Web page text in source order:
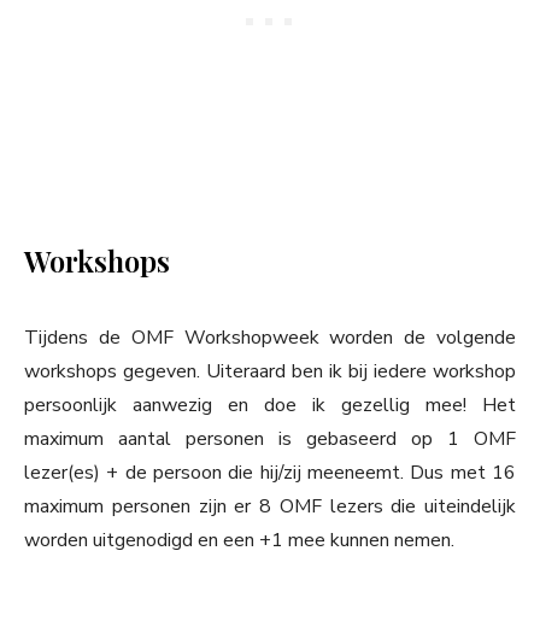
Workshops
Tijdens de OMF Workshopweek worden de volgende
workshops gegeven. Uiteraard ben ik bij iedere workshop
persoonlijk aanwezig en doe ik gezellig mee! Het
maximum aantal personen is gebaseerd op 1 OMF
lezer(es) + de persoon die hij/zij meeneemt. Dus met 16
maximum personen zijn er 8 OMF lezers die uiteindelijk
worden uitgenodigd en een +1 mee kunnen nemen.